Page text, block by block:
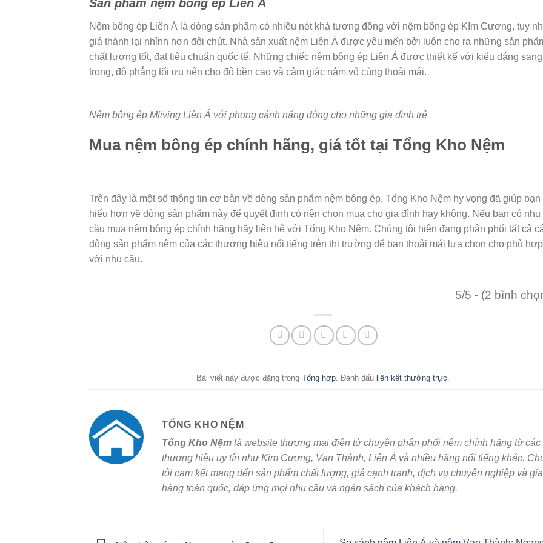
Sản phẩm nệm bông ép Liên Á
Nệm bông ép Liên Á là dòng sản phẩm có nhiều nét khá tương đồng với nệm bông ép KIm Cương, tuy
giá thành lại nhỉnh hơn đôi chút. Nhà sản xuất nệm Liên Á được yêu mến bởi luôn cho ra những sản
chất lượng tốt, đạt tiêu chuẩn quốc tế. Những chiếc nệm bông ép Liên Á được thiết kế với kiểu dáng sang
trọng, độ phẳng tối ưu nên cho độ bền cao và cảm giác nằm vô cùng thoải mái.
Nệm bông ép Mliving Liên Á với phong cánh năng động cho những gia đình trẻ
Mua nệm bông ép chính hãng, giá tốt tại Tổng Kho Nệm
Trên đây là một số thông tin cơ bản về dòng sản phẩm nệm bông ép, Tổng Kho Nệm hy vọng đã giúp bạn
hiểu hơn về dòng sản phẩm này để quyết định có nên chọn mua cho gia đình hay không. Nếu bạn có nhu
cầu mua nệm bông ép chính hãng hãy liên hệ với Tổng Kho Nệm. Chúng tôi hiện đang phân phối tất cả
dòng sản phẩm nệm của các thương hiệu nổi tiếng trên thị trường để bạn thoải mái lựa chọn cho phù hợp
với nhu cầu.
5/5 - (2 bình
Bài viết này được đăng trongTổng hợp. Đánh dấu liên kết thường trực.
TỔNG KHO NỆM
Tổng Kho Nệm là website thương mại điện tử chuyên phân phối nệm chính hãng từ các
thương hiệu uy tín như Kim Cương, Vạn Thành, Liên Á và nhiều hãng nổi tiếng khác.
tôi cam kết mang đến sản phẩm chất lượng, giá cạnh tranh, dịch vụ chuyên nghiệp và
hàng toàn quốc, đáp ứng mọi nhu cầu và ngân sách của khách hàng.